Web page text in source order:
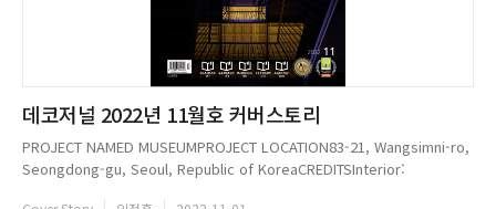
데코저널 2022년 11월호 커버스토리
PROJECT NAMED MUSEUMPROJECT LOCATION83-21, Wangsimni-ro,
Seongdong-gu, Seoul, Republic of KoreaCREDITSInterior: